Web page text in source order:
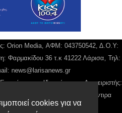
cookies για να
Orion Media, ΑΦΜ: 043750542, Δ.Ο.Υ:
Φαρμακίδου 36 τ.κ 41222 Λάρισα, Τηλ:
news@larisanews.gr
Ιδιοκτήτης και Διαχειριστής:
Γιαννουσά Βασιλική, Διευθύντιρα
Βασιλική.